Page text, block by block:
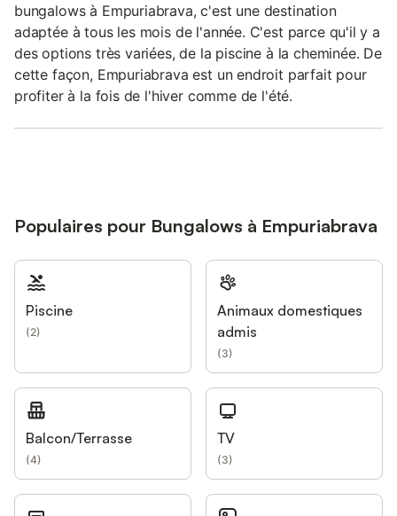
bungalows à Empuriabrava, c'est une destination
adaptée à tous les mois de l'année. C'est parce qu'il y a
des options très variées, de la piscine à la cheminée. De
cette façon, Empuriabrava est un endroit parfait pour
profiter à la fois de l'hiver comme de l'été.
Populaires pour Bungalows à Empuriabrava
Piscine
(2)
Animaux domestiques
admis
(3)
Balcon/Terrasse
(4)
TV
(3)